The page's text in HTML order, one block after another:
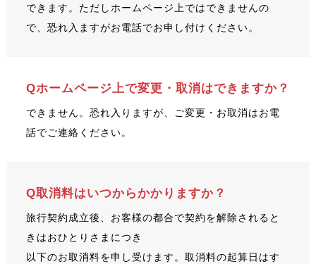
できます。ただしホームページ上ではできませんの
で、恐れ入ますがお電話でお申し付けください。
Qホームページ上で変更・取消はできますか？
できません。恐れ入りますが、ご変更・お取消はお電
話でご連絡ください。
Q取消料はいつからかかりますか？
旅行契約成立後、お客様の都合で契約を解除されると
きはおひとりさまにつき
以下のお取消料を申し受けます。取消料の起算日はす